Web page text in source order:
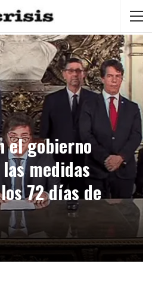
el gobierno
medidas
72 días de